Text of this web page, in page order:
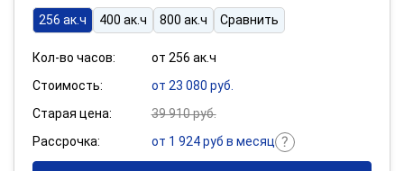
256 ак.ч 400 ак.ч 800 ак.ч Сравнить
Кол-во часов:
от 256 ак.ч
Стоимость:
от 23 080 руб.
Старая цена:
39 910 руб.
Рассрочка:
от 1 924 руб в месяц